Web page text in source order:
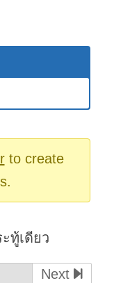
to create
ทู้เดียว
Next